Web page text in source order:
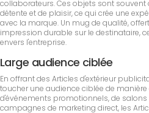
collaborateurs. Ces objets sont
détente et de plaisir, ce qui crée une
avec la marque. Un mug de qualité,
impression durable sur le destinataire,
envers l'entreprise.
Large audience ciblée
En offrant des Articles d'extérieur
toucher une audience ciblée de manière
d'événements promotionnels, de
campagnes de marketing direct, les